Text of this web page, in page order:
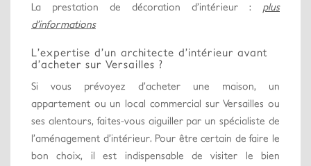
La prestation de décoration d’intérieur : plus
d’informations
L’expertise d’un architecte d’intérieur avant
d’acheter sur Versailles ?
Si vous prévoyez d’acheter une maison, un
appartement ou un local commercial sur Versailles ou
ses alentours, faites-vous aiguiller par un spécialiste de
l’aménagement d’intérieur. Pour être certain de faire le
bon choix, il est indispensable de visiter le bien